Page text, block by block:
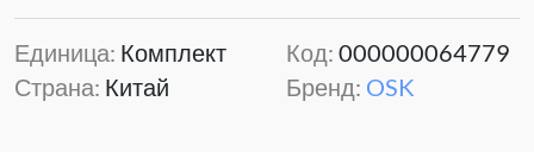
Единица: Комплект
Страна: Китай
Код: 000000064779
Бренд: OSK